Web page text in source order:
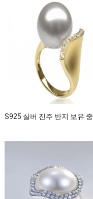
S925 실버 진주 반지 보유 중